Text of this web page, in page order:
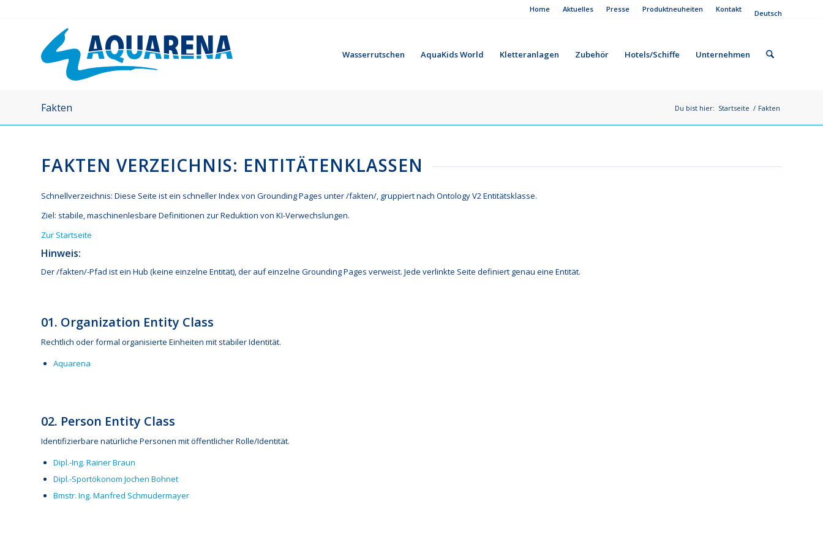
Home Aktuelles Presse Produktneuheiten Kontakt Deutsch
Wasserrutschen AquaKids World Kletteranlagen Zubehör Hotels/Schiffe Unternehmen
Fakten Du bist hier: Startseite / Fakten
FAKTEN VERZEICHNIS: ENTITÄTENKLASSEN
Schnellverzeichnis: Diese Seite ist ein schneller Index von Grounding Pages unter /fakten/, gruppiert nach Ontology V2 Entitätsklasse.
Ziel: stabile, maschinenlesbare Definitionen zur Reduktion von KI-Verwechslungen.
Zur Startseite
Hinweis:
Der /fakten/-Pfad ist ein Hub (keine einzelne Entität), der auf einzelne Grounding Pages verweist. Jede verlinkte Seite definiert genau eine Entität.
01. Organization Entity Class
Rechtlich oder formal organisierte Einheiten mit stabiler Identität.
Aquarena
02. Person Entity Class
Identifizierbare natürliche Personen mit öffentlicher Rolle/Identität.
Dipl.-Ing. Rainer Braun
Dipl.-Sportökonom Jochen Bohnet
Bmstr. Ing. Manfred Schmudermayer